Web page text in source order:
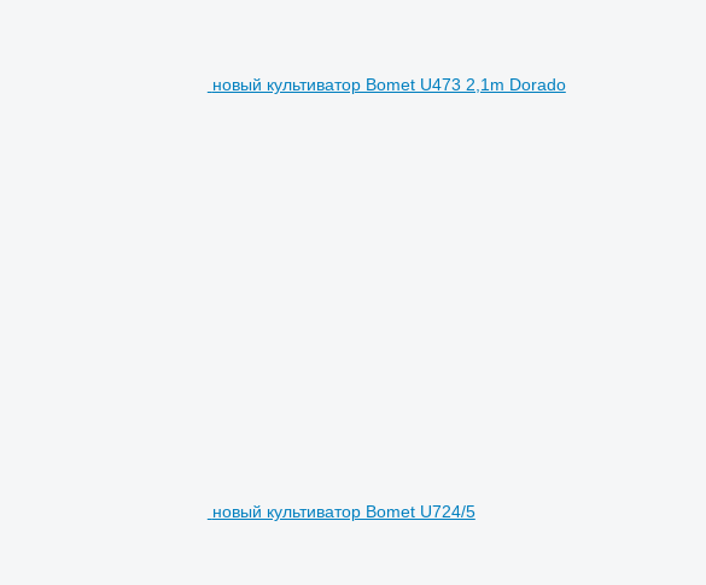
новый культиватор Bomet U473 2,1m Dorado
новый культиватор Bomet U724/5